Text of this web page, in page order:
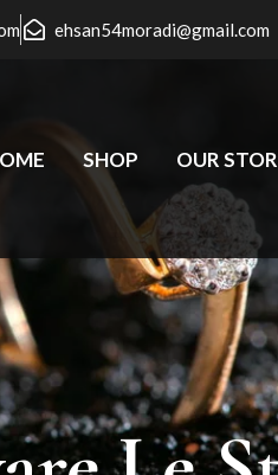
ehsan54moradi@gmail.com
SHOP OUR